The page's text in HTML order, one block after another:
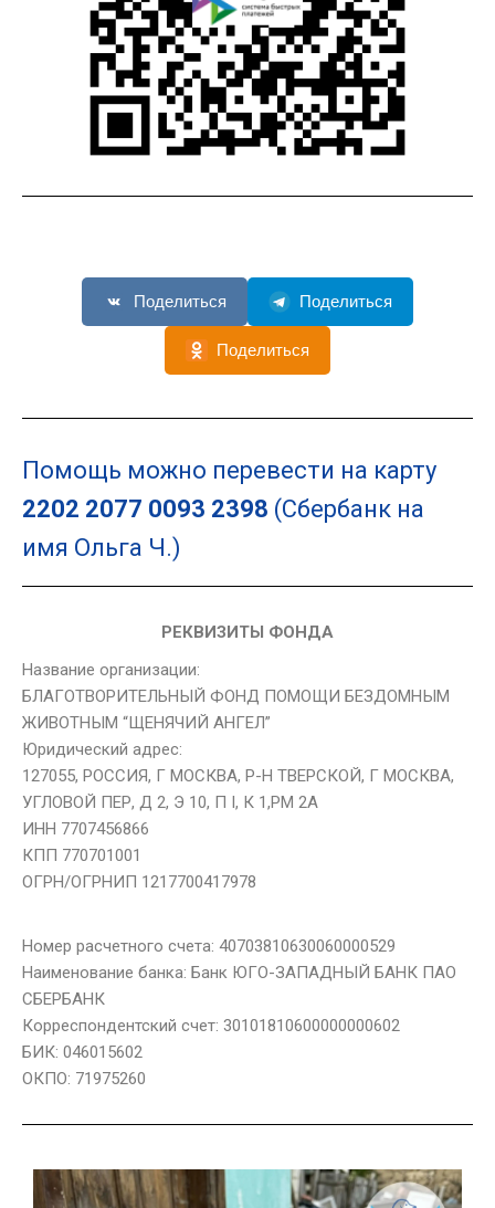
Поделиться Поделиться
Поделиться
Помощь можно перевести на карту
2202 2077 0093 2398 (Сбербанк на
имя Ольга Ч.)
РЕКВИЗИТЫ ФОНДА
Название организации:
БЛАГОТВОРИТЕЛЬНЫЙ ФОНД ПОМОЩИ БЕЗДОМНЫМ
ЖИВОТНЫМ “ЩЕНЯЧИЙ АНГЕЛ”
Юридический адрес:
127055, РОССИЯ, Г МОСКВА, Р-Н ТВЕРСКОЙ, Г МОСКВА,
УГЛОВОЙ ПЕР, Д 2, Э 10, П I, К 1,РМ 2А
ИНН 7707456866
КПП 770701001
ОГРН/ОГРНИП 1217700417978
Номер расчетного счета: 40703810630060000529
Наименование банка: Банк ЮГО-ЗАПАДНЫЙ БАНК ПАО
СБЕРБАНК
Корреспондентский счет: 30101810600000000602
БИК: 046015602
ОКПО: 71975260